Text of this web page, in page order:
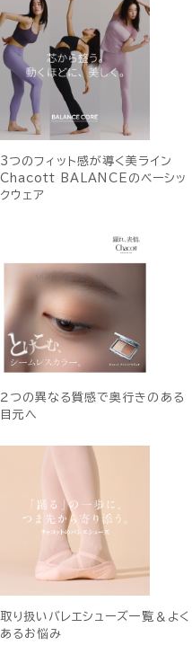
3つのフィット感が導く美ライン
Chacott BALANCEのベーシッ
クウェア
２つの異なる質感で奥行きのある
目元へ
取り扱いバレエシューズ一覧＆よく
あるお悩み